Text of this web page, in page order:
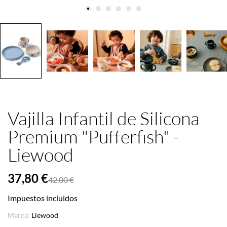
Vajilla Infantil de Silicona
Premium "Pufferfish" -
Liewood
37,80 €42,00 €
Impuestos incluidos
Marca: Liewood